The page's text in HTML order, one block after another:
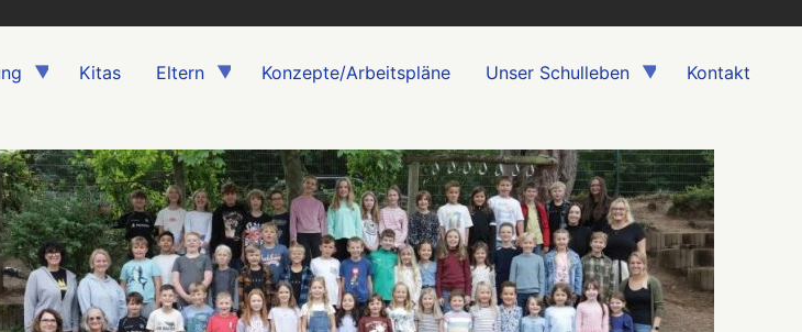
Kitas Eltern Konzepte/Arbeitspläne Unser Schulleben
Kontakt